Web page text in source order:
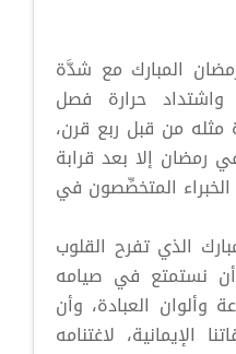
المبارك مع شدَّة
حرارة فصل
مثله من قبل ربع قرن،
رمضان إلا بعد قرابة
المتخصِّصون في
الذي تفرح القلوب
أن نستمتع في صيامه
وألوان العبادة، وأن
الإيمانية، لاغتنامه